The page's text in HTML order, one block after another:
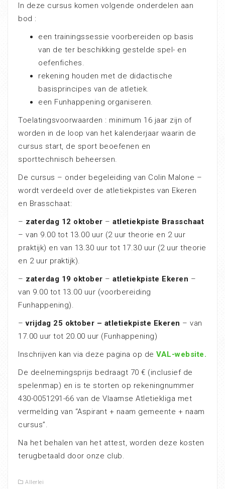
In deze cursus komen volgende onderdelen aan
bod :
een trainingssessie voorbereiden op basis
van de ter beschikking gestelde spel- en
oefenfiches.
rekening houden met de didactische
basisprincipes van de atletiek.
een Funhappening organiseren.
Toelatingsvoorwaarden : minimum 16 jaar zijn of
worden in de loop van het kalenderjaar waarin de
cursus start, de sport beoefenen en
sporttechnisch beheersen.
De cursus – onder begeleiding van Colin Malone –
wordt verdeeld over de atletiekpistes van Ekeren
en Brasschaat:
– zaterdag 12 oktober – atletiekpiste Brasschaat
– van 9.00 tot 13.00 uur (2 uur theorie en 2 uur
praktijk) en van 13.30 uur tot 17.30 uur (2 uur theorie
en 2 uur praktijk).
– zaterdag 19 oktober – atletiekpiste Ekeren –
van 9.00 tot 13.00 uur (voorbereiding
Funhappening).
–vrijdag 25 oktober – atletiekpiste Ekeren – van
17.00 uur tot 20.00 uur (Funhappening)
Inschrijven kan via deze pagina op de VAL-website.
De deelnemingsprijs bedraagt 70 € (inclusief de
spelenmap) en is te storten op rekeningnummer
430-0051291-66 van de Vlaamse Atletiekliga met
vermelding van “Aspirant + naam gemeente + naam
cursus”.
Na het behalen van het attest, worden deze kosten
terugbetaald door onze club.
Allerlei